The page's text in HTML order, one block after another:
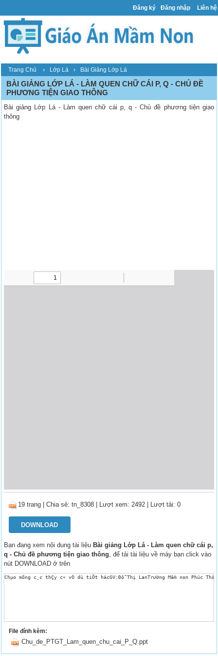
Đăng ký Đăng nhập Liên hệ
Trang Chủ › Lớp Lá › Bài Giảng Lớp Lá
BÀI GIẢNG LỚP LÁ - LÀM QUEN CHỮ CÁI P, Q - CHỦ ĐỀ
PHƯƠNG TIỆN GIAO THÔNG
Bài giảng Lớp Lá - Làm quen chữ cái p, q - Chủ đề phương tiện giao
thông
19 trang |Chia sẻ:tn_8308 | Lượt xem: 2492 | Lượt tải: 0
DOWNLOAD
Bạn đang xem nội dung tài liệu Bài giảng Lớp Lá - Làm quen chữ cái p,
q - Chủ đề phương tiện giao thông, để tải tài liệu về máy bạn click vào
nút DOWNLOAD ở trên
Chµo mõng c¸c thÇy c« vÒ dù tiÕt häcGV:Đỗ Thị LanTrường Mầm non
File đính kèm:
Chu_de_PTGT_Lam_quen_chu_cai_P_Q.ppt